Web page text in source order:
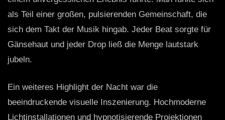
als Teil einer großen, pulsierenden Gemeinschaft, die
sich dem Takt der Musik hingab. Jeder Beat sorgte für
Gänsehaut und jeder Drop ließ die Menge lautstark
jubeln.
Ein weiteres Highlight der Nacht war die
beeindruckende visuelle Inszenierung. Hochmoderne
Lichtinstallationen und hypnotisierende Projektionen